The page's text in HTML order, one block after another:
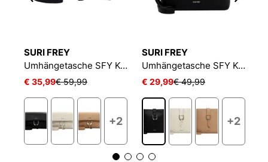
SURI FREY
Umhängetasche SFY Keely
€ 35,99€ 59,99
+2
SURI FREY
Umhängetasche SFY Keely
€ 29,99€ 49,99
+2